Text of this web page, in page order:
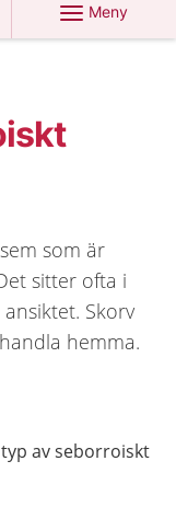
Meny
som är
sitter ofta i
Skorv
hemma.
av seborroiskt